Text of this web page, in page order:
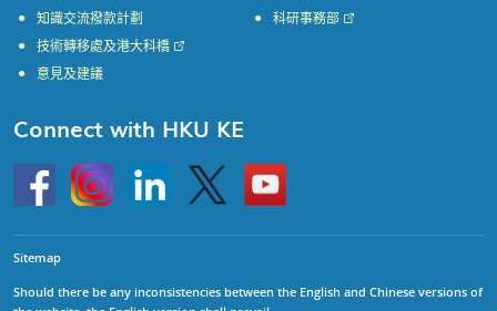
知識交流撥款計劃 科研事務部
技術轉移處及港大科橋
意見及建議
Connect with HKU KE
HKU
InstagramLinkedin Twitter
Go
to
HKU
Sitemap
Should there be any inconsistencies between the English and Chinese versions of